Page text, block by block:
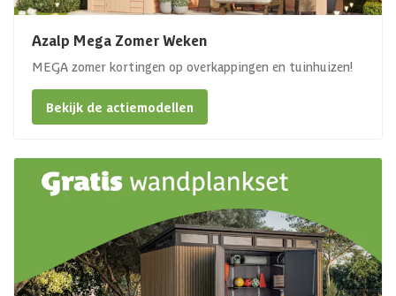
Azalp Mega Zomer Weken
MEGA zomer kortingen op overkappingen en tuinhuizen!
Bekijk de actiemodellen